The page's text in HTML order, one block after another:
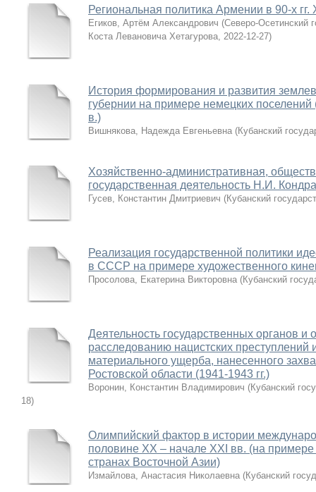
Региональная политика Армении в 90-х
Егиков, Артём Александрович (Северо-Осетинский
Коста Левановича Хетагурова, 2022-12-27)
История формирования и развития
губернии на примере немецких
в.)
Вишнякова, Надежда Евгеньевна (Кубанский
Хозяйственно-административная,
государственная деятельность Н.И.
Гусев, Константин Дмитриевич (Кубанский
Реализация государственной политики
в СССР на примере художественного
Просолова, Екатерина Викторовна (Кубанский
Деятельность государственных органов
расследованию нацистских преступлений
материального ущерба, нанесенного
Ростовской области (1941-1943 гг.)
Воронин, Константин Владимирович (Кубанский
18)
Олимпийский фактор в истории
половине XX – начале XXI вв. (на
странах Восточной Азии)
Измайлова, Анастасия Николаевна (Кубанский